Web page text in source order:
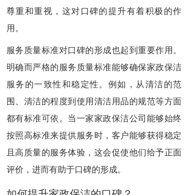
尊重和重视，这对口碑的提升有着积极的作
用。
服务质量标准对口碑的形成也起到重要作用。
明确而严格的服务质量标准能够确保家政保洁
服务的一致性和稳定性。例如，从清洁的范
围、清洁的程度到使用清洁用品的规范等方面
都有标准可依。当一家家政保洁公司能够始终
按照高标准来提供服务时，客户能够获得稳定
且高质量的服务体验，这会促使他们给予正面
评价，进而有助于口碑的形成。